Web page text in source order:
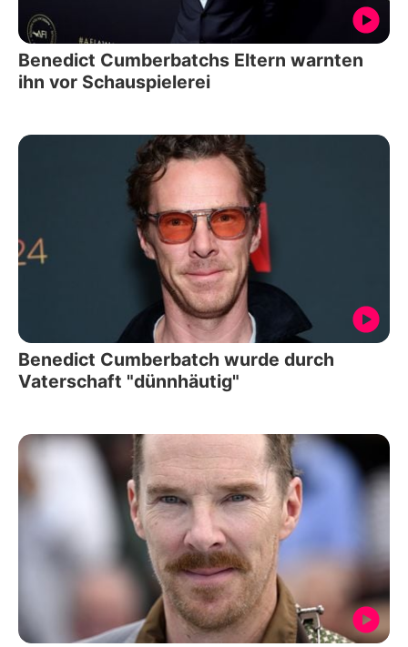
Benedict Cumberbatchs Eltern warnten
ihn vor Schauspielerei
Benedict Cumberbatch wurde durch
Vaterschaft "dünnhäutig"